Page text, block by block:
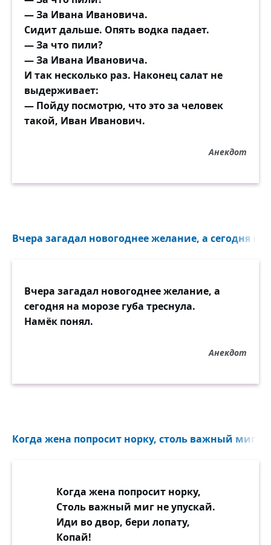
— За Ивана Ивановича.
Сидит дальше. Опять водка падает.
— За что пили?
— За Ивана Ивановича.
И так несколько раз. Наконец салат не
выдерживает:
— Пойду посмотрю, что это за человек
такой, Иван Иванович.
Анекдот
Вчера загадал новогоднее желание, а сегодня на
Вчера загадал новогоднее желание, а
сегодня на морозе губа треснула.
Намёк понял.
Анекдот
Когда жена попросит норку, столь важный миг
Когда жена попросит норку,
Столь важный миг не упускай.
Иди во двор, бери лопату,
Копай!